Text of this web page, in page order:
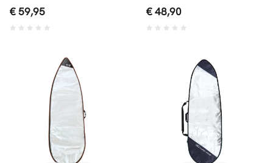
€ 59,95 € 48,90